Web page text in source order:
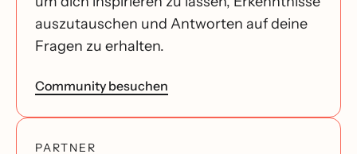
auszutauschen und Antworten auf deine
Fragen zu erhalten.
Community besuchen
PARTNER